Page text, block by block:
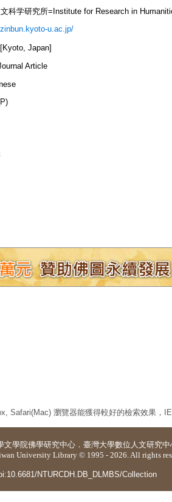
科学研究所=Institute for Research in
u.ac.jp/
Japan]
Article
Safari(Mac) 瀏覽器能獲得較好的檢索效果，IE
文學院佛學研究中心 ． 臺灣大學數位人文研究中
University Library © 1995 - 2026. All rights
NTURCDH.DB_DLMBS/Collection